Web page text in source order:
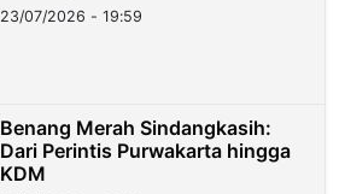
23/07/2026 - 19:59
Benang Merah Sindangkasih:
Dari Perintis Purwakarta hingga
KDM